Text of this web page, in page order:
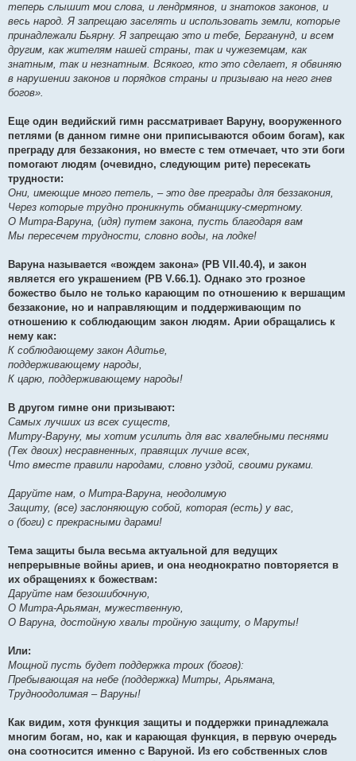
теперь слышит мои слова, и лендрмянов, и знатоков законов, и
весь народ. Я запрещаю заселять и использовать земли, которые
принадлежали Бьярну. Я запрещаю это и тебе, Берганунд, и всем
другим, как жителям нашей страны, так и чужеземцам, как
знатным, так и незнатным. Всякого, кто это сделает, я обвиняю
в нарушении законов и порядков страны и призываю на него гнев
богов».
Еще один ведийский гимн рассматривает Варуну, вооруженного
петлями (в данном гимне они приписываются обоим богам), как
преграду для беззакония, но вместе с тем отмечает, что эти боги
помогают людям (очевидно, следующим рите) пересекать
трудности:
Они, имеющие много петель, – это две преграды для беззакония,
Через которые трудно проникнуть обманщику-смертному.
О Митра-Варуна, (идя) путем закона, пусть благодаря вам
Мы пересечем трудности, словно воды, на лодке!
Варуна называется «вождем закона» (РВ VII.40.4), и закон
является его украшением (РВ V.66.1). Однако это грозное
божество было не только карающим по отношению к вершащим
беззаконие, но и направляющим и поддерживающим по
отношению к соблюдающим закон людям. Арии обращались к
нему как:
К соблюдающему закон Адитье,
поддерживающему народы,
К царю, поддерживающему народы!
В другом гимне они призывают:
Самых лучших из всех существ,
Митру-Варуну, мы хотим усилить для вас хвалебными песнями
(Тех двоих) несравненных, правящих лучше всех,
Что вместе правили народами, словно уздой, своими руками.
Даруйте нам, о Митра-Варуна, неодолимую
Защиту, (все) заслоняющую собой, которая (есть) у вас,
о (боги) с прекрасными дарами!
Тема защиты была весьма актуальной для ведущих
непрерывные войны ариев, и она неоднократно повторяется в
их обращениях к божествам:
Даруйте нам безошибочную,
О Митра-Арьяман, мужественную,
О Варуна, достойную хвалы тройную защиту, о Маруты!
Или:
Мощной пусть будет поддержка троих (богов):
Пребывающая на небе (поддержка) Митры, Арьямана,
Трудноодолимая – Варуны!
Как видим, хотя функция защиты и поддержки принадлежала
многим богам, но, как и карающая функция, в первую очередь
она соотносится именно с Варуной. Из его собственных слов